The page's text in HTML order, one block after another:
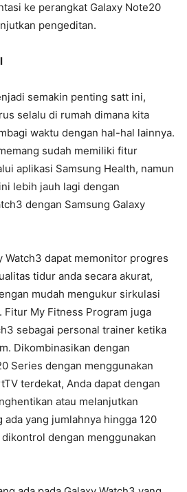
ke perangkat Galaxy Note20
pengeditan.
semakin penting satt ini,
selalu di rumah dimana kita
waktu dengan hal-hal lainnya.
sudah memiliki fitur
aplikasi Samsung Health, namun
lebih jauh lagi dengan
dengan Samsung Galaxy
Watch3 dapat memonitor progres
tidur anda secara akurat,
mudah mengukur sirkulasi
Fitur My Fitness Program juga
sebagai personal trainer ketika
Dikombinasikan dengan
Series dengan menggunakan
terdekat, Anda dapat dengan
atau melanjutkan
yang jumlahnya hingga 120
dengan menggunakan